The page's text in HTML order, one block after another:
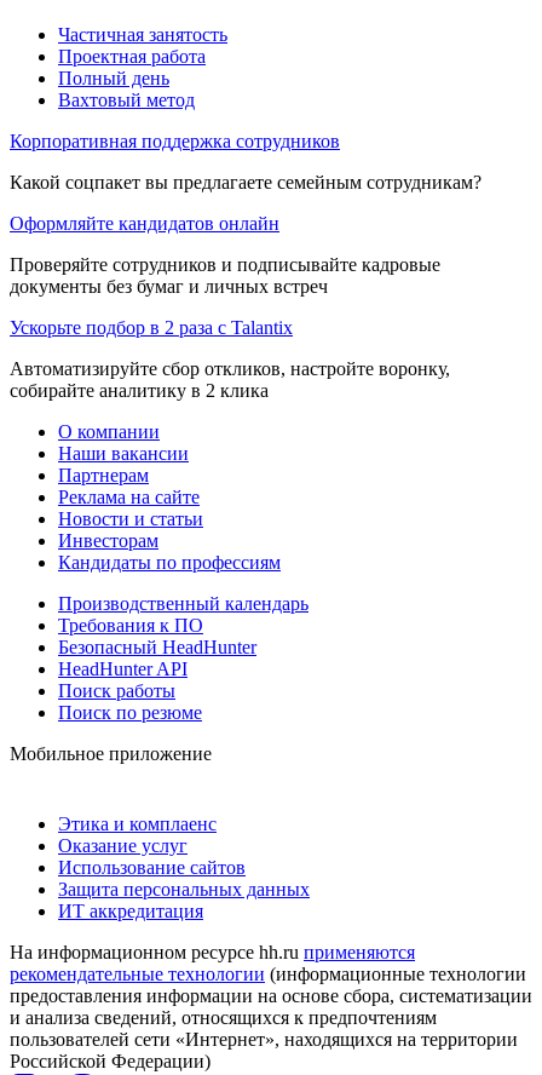
Частичная занятость
Проектная работа
Полный день
Вахтовый метод
Корпоративная поддержка сотрудников
Какой соцпакет вы предлагаете семейным сотрудникам?
Оформляйте кандидатов онлайн
Проверяйте сотрудников и подписывайте кадровые
документы без бумаг и личных встреч
Ускорьте подбор в 2 раза с Talantix
Автоматизируйте сбор откликов, настройте воронку,
собирайте аналитику в 2 клика
О компании
Наши вакансии
Партнерам
Реклама на сайте
Новости и статьи
Инвесторам
Кандидаты по профессиям
Производственный календарь
Требования к ПО
Безопасный HeadHunter
HeadHunter API
Поиск работы
Поиск по резюме
Мобильное приложение
Этика и комплаенс
Оказание услуг
Использование сайтов
Защита персональных данных
ИТ аккредитация
На информационном ресурсе hh.ru применяются
рекомендательные технологии (информационные технологии
предоставления информации на основе сбора, систематизации
и анализа сведений, относящихся к предпочтениям
пользователей сети «Интернет», находящихся на территории
Российской Федерации)